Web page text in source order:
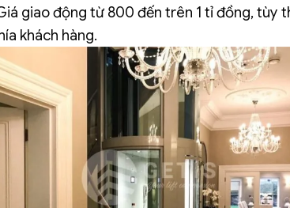
giao động từ 800 đến trên 1 tỉ đồng, tùy
khách hàng.